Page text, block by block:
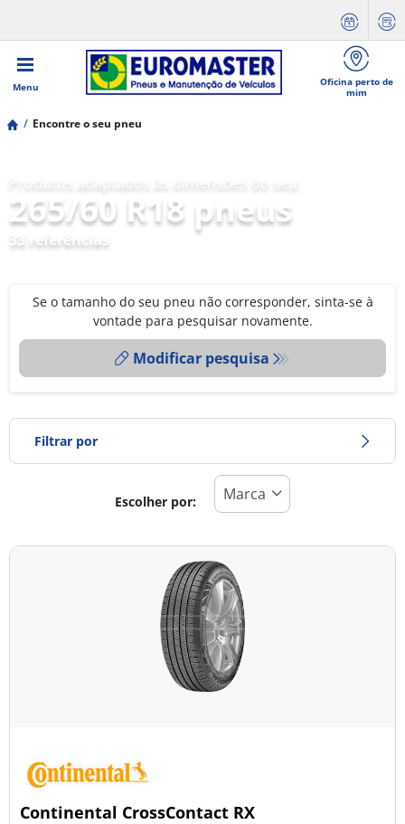
Menu
Oficina perto de
mim
Encontre o seu pneu
265/60 R18 pneus
33 referências
Se o tamanho do seu pneu não corresponder, sinta-se à
vontade para pesquisar novamente.
Modificar pesquisa
Filtrar por
Todos os tipos (33)
Todas as estações (13)
Ligeiro (5)
Escolher por:
Continental CrossContact RX